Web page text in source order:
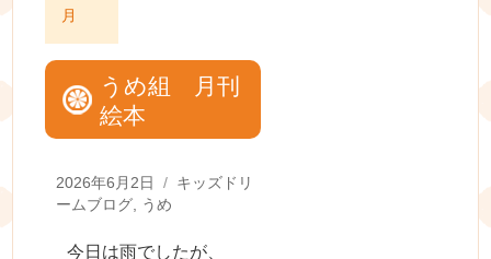
月
うめ組 月刊
絵本
Posted
on
2026年6月2日 Categories
キッズドリ
ームブログ, うめ
今日は雨でしたが、